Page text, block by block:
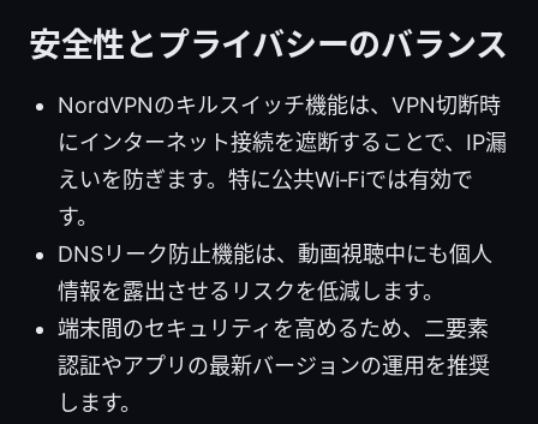
安全性とプライバシーのバランス
NordVPNのキルスイッチ機能は、VPN切断時
にインターネット接続を遮断することで、IP漏
えいを防ぎます。特に公共Wi‑Fiでは有効で
す。
DNSリーク防止機能は、動画視聴中にも個人
情報を露出させるリスクを低減します。
端末間のセキュリティを高めるため、二要素
認証やアプリの最新バージョンの運用を推奨
します。